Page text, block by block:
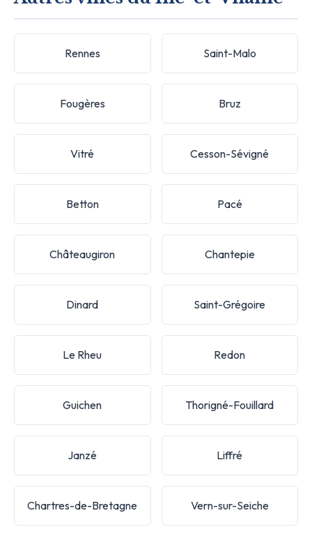
Rennes Saint-Malo
Fougères Bruz
Vitré Cesson-Sévigné
Betton Pacé
Châteaugiron Chantepie
Dinard Saint-Grégoire
Le Rheu Redon
Guichen Thorigné-Fouillard
Janzé Liffré
Chartres-de-Bretagne Vern-sur-Seiche